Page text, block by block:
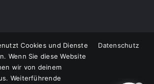
2026 | LS Natursteine |
| Designed by
Photography
Cookies und Dienste
Wenn Sie diese Website
wir von deinem
Weiterführende
Datenschutz